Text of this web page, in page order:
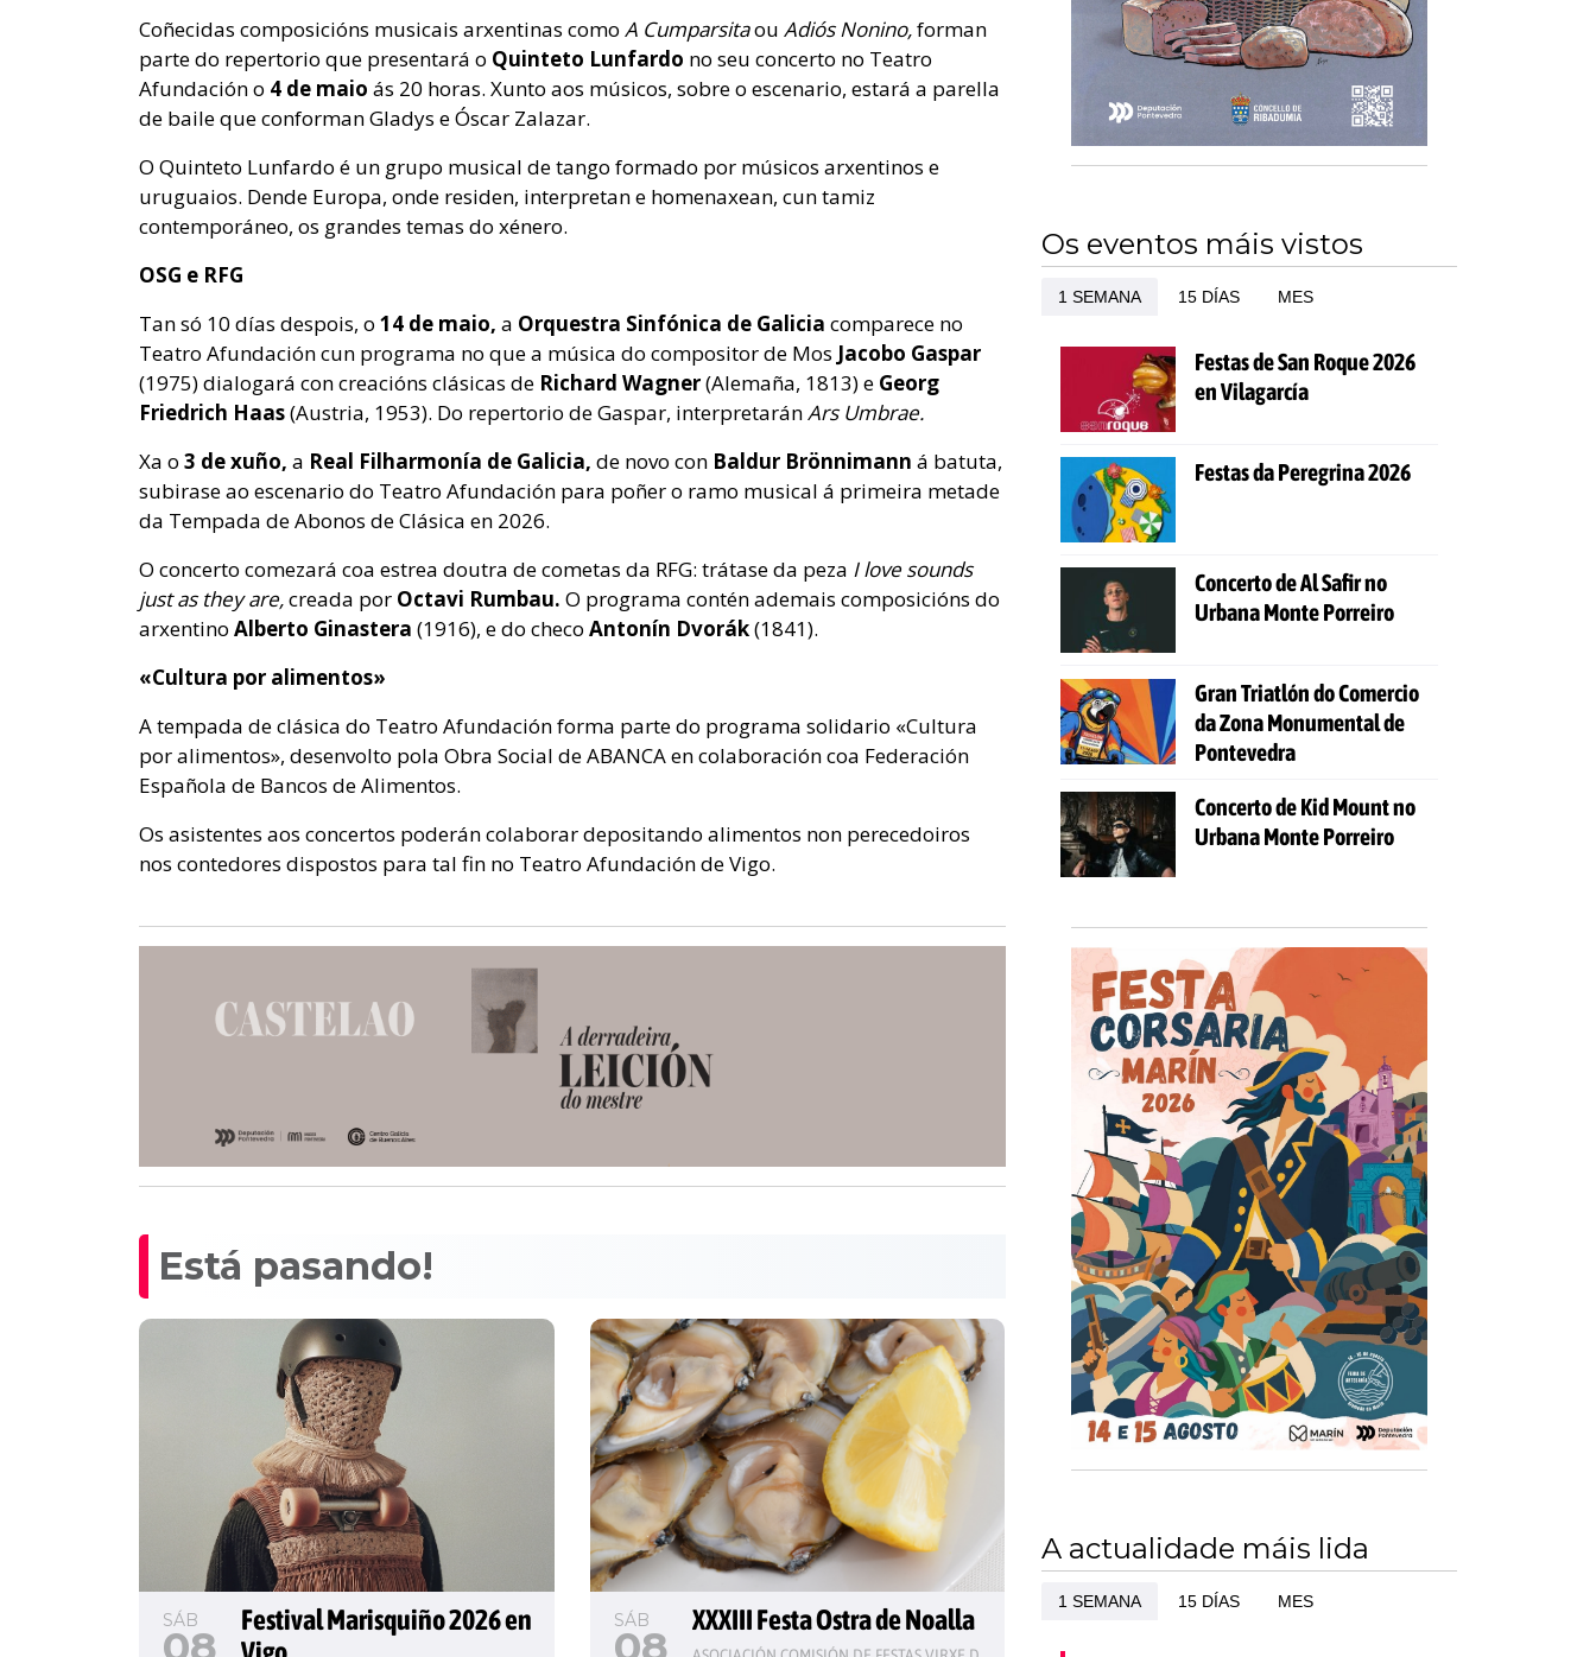
Coñecidas composicións musicais arxentinas como A Cumparsitaou Adiós Nonino,forman
parte do repertorio que presentará o Quinteto Lunfardo no seu concerto no Teatro
Afundación o 4 de maio ás 20 horas. Xunto aos músicos, sobre o escenario, estará a parella
de baile que conforman Gladys e Óscar Zalazar.
O Quinteto Lunfardo é un grupo musical de tango formado por músicos arxentinos e
uruguaios. Dende Europa, onde residen, interpretan e homenaxean, cun tamiz
contemporáneo, os grandes temas do xénero.
OSG e RFG
Tan só 10 días despois, o 14 de maio, a Orquestra Sinfónica de Galicia comparece no
Teatro Afundación cun programa no que a música do compositor de Mos Jacobo Gaspar
(1975) dialogará con creacións clásicas de Richard Wagner(Alemaña, 1813) e Georg
Friedrich Haas(Austria, 1953). Do repertorio de Gaspar, interpretaránArs Umbrae.
Xa o 3 de xuño, a Real Filharmonía de Galicia, de novo con Baldur Brönnimann á batuta,
subirase ao escenario do Teatro Afundación para poñer o ramo musical á primeira metade
da Tempada de Abonos de Clásica en 2026.
O concerto comezará coa estrea doutra de cometas da RFG: trátase da peza I love sounds
just as they are,creada por Octavi Rumbau. O programa contén ademais composicións do
arxentino Alberto Ginastera (1916), e do checo Antonín Dvorák(1841).
«Cultura por alimentos»
A tempada de clásica do Teatro Afundación forma parte do programa solidario «Cultura
por alimentos», desenvolto pola Obra Social de ABANCA en colaboración coa Federación
Española de Bancos de Alimentos.
Os asistentes aos concertos poderán colaborar depositando alimentos non perecedoiros
nos contedores dispostos para tal fin no Teatro Afundación de Vigo.
Está pasando!
SÁB
Festival Marisquiño 2026 en
SÁB XXXIII Festa Ostra de Noalla
Os eventos máis vistos
1 SEMANA 15 DÍAS MES
Festas de San Roque 2026
en Vilagarcía
Festas da Peregrina 2026
Concerto de Al Safir no
Urbana Monte Porreiro
Gran Triatlón do Comercio
da Zona Monumental de
Pontevedra
Concerto de Kid Mount no
Urbana Monte Porreiro
A actualidade máis lida
1 SEMANA 15 DÍAS MES